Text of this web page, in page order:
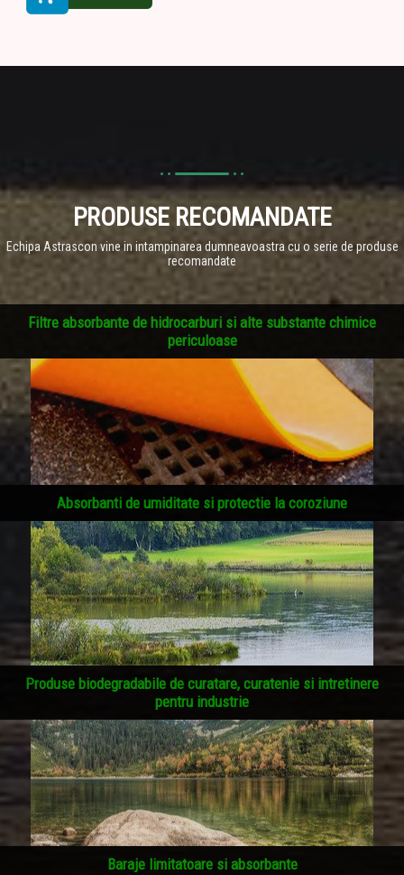
PRODUSE RECOMANDATE
Echipa Astrascon vine in intampinarea dumneavoastra cu o serie de produse
recomandate
Filtre absorbante de hidrocarburi si alte substante chimice
periculoase
Absorbanti de umiditate si protectie la coroziune
Produse biodegradabile de curatare, curatenie si intretinere
pentru industrie
Baraje limitatoare si absorbante